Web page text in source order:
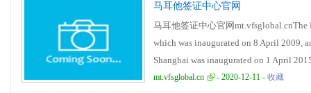
malta,internet service provider
malta,mobile internet service
马耳他签证中心官网
马耳他签证中心官网
which was inaugurated on 8 April 2009,
Shanghai was inaugurated on 1 April
Beijing to receive visa applications from
mt.vfsglobal.cn - 2020-12-11 - 收藏